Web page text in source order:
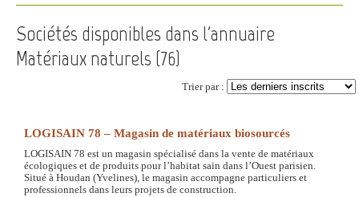
Sociétés disponibles dans l'annuaire
Matériaux naturels (76)
Trier par :
LOGISAIN 78 – Magasin de matériaux biosourcés
LOGISAIN 78 est un magasin spécialisé dans la vente de matériaux
écologiques et de produits pour l’habitat sain dans l’Ouest parisien.
Situé à Houdan (Yvelines), le magasin accompagne particuliers et
professionnels dans leurs projets de construction.